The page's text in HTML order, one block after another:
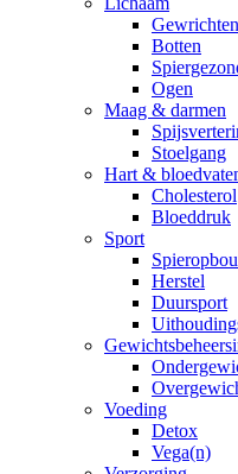
Gewrichten
Botten
Ogen
Maag & darmen
Stoelgang
Hart &
Cholesterol
Bloeddruk
Sport
Herstel
Duursport
Voeding
Detox
Vega(n)